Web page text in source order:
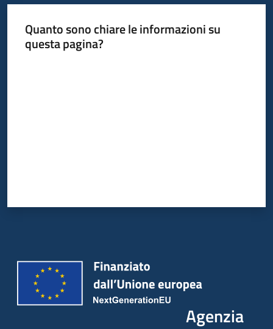
Quanto sono chiare le informazioni su
questa pagina?
Agenzia